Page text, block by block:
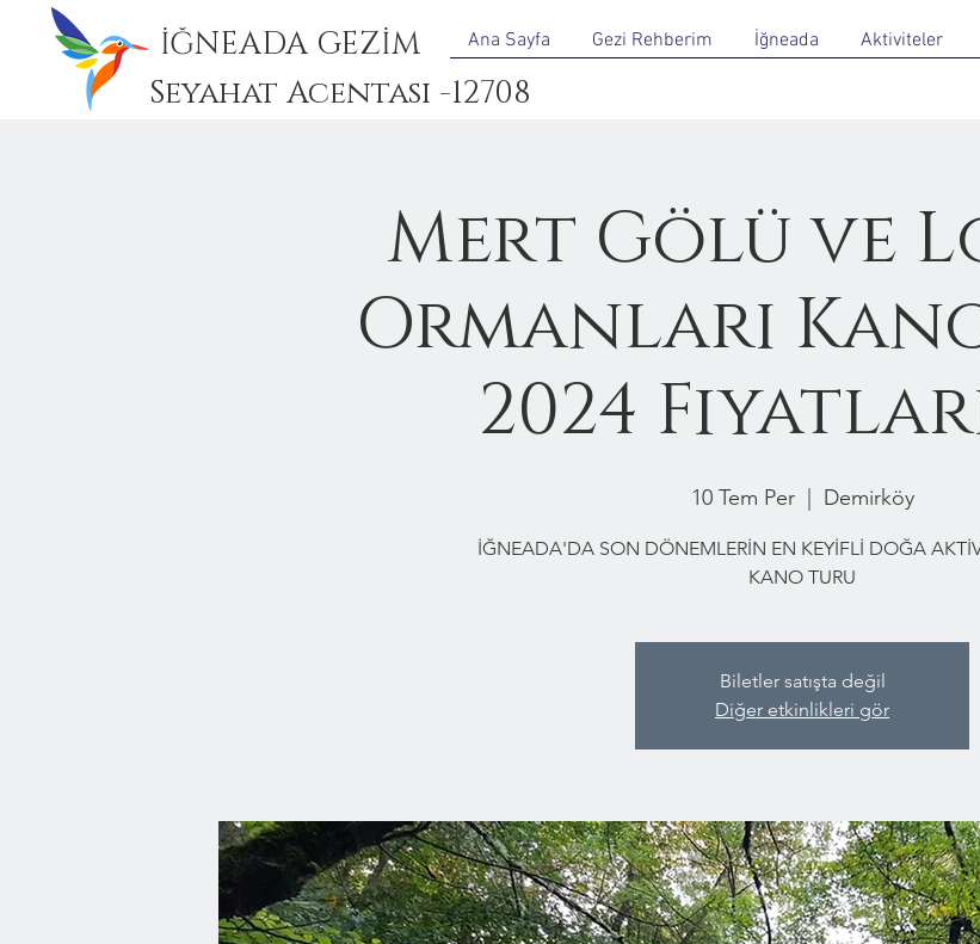
İĞNEADA GEZİM
Seyahat Acentası -12708
Ana Sayfa Gezi Rehberim İğneada Aktiviteler
Mert Gölü ve
Ormanları
2024
10 Tem Per
  |
Demirköy
İĞNEADA'DA SON DÖNEMLERİN EN KEYİFLİ DOĞA
KANO TURU
Biletler satışta değil
Diğer etkinlikleri gör